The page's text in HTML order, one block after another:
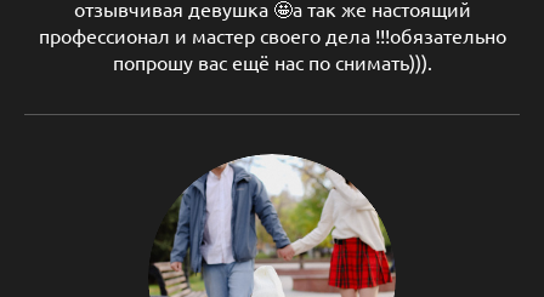
отзывчивая девушка 🤩а так же настоящий
профессионал и мастер своего дела !!!обязательно
попрошу вас ещё нас по снимать))).